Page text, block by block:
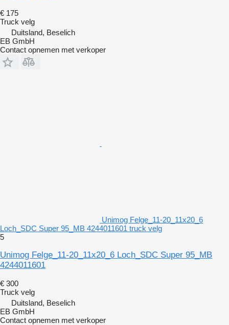
€ 175
Truck velg
Duitsland, Beselich
EB GmbH
Contact opnemen met verkoper
Unimog Felge_11-20_11x20_6
Loch_SDC Super 95_MB 4244011601 truck velg
5
Unimog Felge_11-20_11x20_6 Loch_SDC Super 95_MB
4244011601
€ 300
Truck velg
Duitsland, Beselich
EB GmbH
Contact opnemen met verkoper